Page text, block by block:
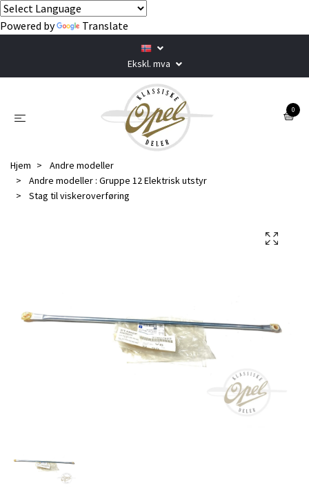
Powered by Translate
Ekskl. mva
0
Hjem
Andre modeller
Andre modeller : Gruppe 12 Elektrisk utstyr
Stag til viskeroverføring